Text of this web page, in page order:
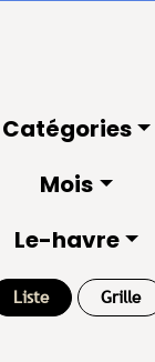
Catégories
Mois
Le-havre
Liste Grille